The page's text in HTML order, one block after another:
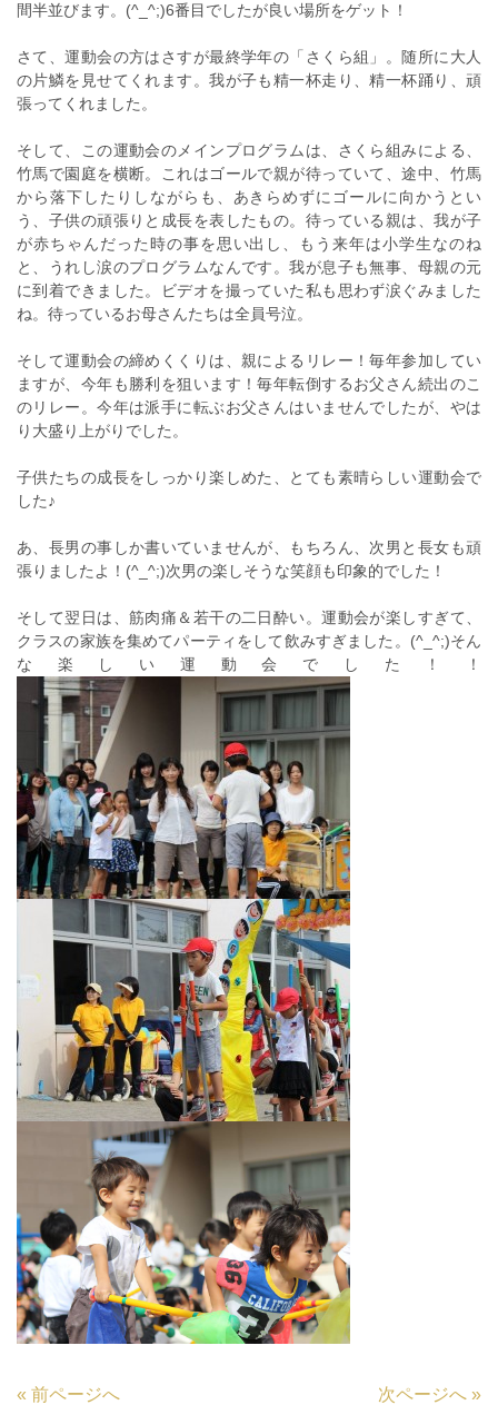
間半並びます。(^_^;)6番目でしたが良い場所をゲット！
さて、運動会の方はさすが最終学年の「さくら組」。随所に大人
の片鱗を見せてくれます。我が子も精一杯走り、精一杯踊り、頑
張ってくれました。
そして、この運動会のメインプログラムは、さくら組みによる、
竹馬で園庭を横断。これはゴールで親が待っていて、途中、竹馬
から落下したりしながらも、あきらめずにゴールに向かうとい
う、子供の頑張りと成長を表したもの。待っている親は、我が子
が赤ちゃんだった時の事を思い出し、もう来年は小学生なのね
と、うれし涙のプログラムなんです。我が息子も無事、母親の元
に到着できました。ビデオを撮っていた私も思わず涙ぐみました
ね。待っているお母さんたちは全員号泣。
そして運動会の締めくくりは、親によるリレー！毎年参加してい
ますが、今年も勝利を狙います！毎年転倒するお父さん続出のこ
のリレー。今年は派手に転ぶお父さんはいませんでしたが、やは
り大盛り上がりでした。
子供たちの成長をしっかり楽しめた、とても素晴らしい運動会で
した♪
あ、長男の事しか書いていませんが、もちろん、次男と長女も頑
張りましたよ！(^_^;)次男の楽しそうな笑顔も印象的でした！
そして翌日は、筋肉痛＆若干の二日酔い。運動会が楽しすぎて、
クラスの家族を集めてパーティをして飲みすぎました。(^_^;)そん
な楽しい運動会でした！！
« 前ページへ 次ページへ »